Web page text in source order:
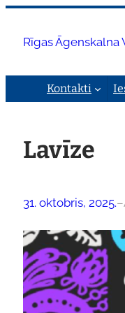
Rīgas Āgenskalna
Kontakti
Lavīze
31. oktobris, 2025.–